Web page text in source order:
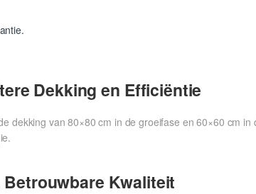
Dekking en Efficiëntie
dekking van 80×80 cm in de groeifase en 60×60 cm in
Betrouwbare Kwaliteit